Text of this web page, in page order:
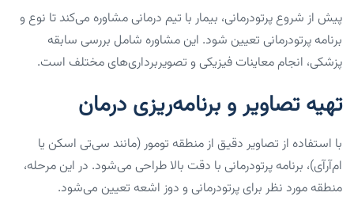
پیش از شروع پرتودرمانی، بیمار با تیم درمانی مشاوره می‌کند تا نوع و
برنامه پرتودرمانی تعیین شود. این مشاوره شامل بررسی سابقه
پزشکی، انجام معاینات فیزیکی و تصویربرداری‌های مختلف است.
تهیه تصاویر و برنامه‌ریزی درمان
با استفاده از تصاویر دقیق از منطقه تومور (مانند سی‌تی اسکن یا
ام‌آر‌آی)، برنامه پرتودرمانی با دقت بالا طراحی می‌شود. در این مرحله،
منطقه مورد نظر برای پرتودرمانی و دوز اشعه تعیین می‌شود.